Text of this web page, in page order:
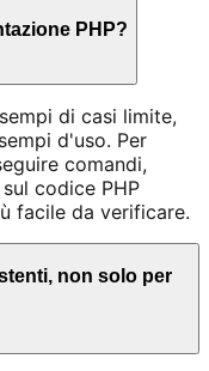
PHP?
di casi limite,
d'uso. Per
comandi,
codice PHP
facile da verificare.
non solo per